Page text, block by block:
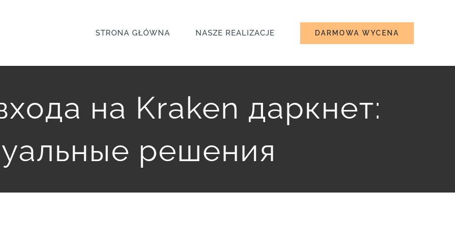
STRONA GŁÓWNA NASZE REALIZACJE DARMOWA WYCENA
на Kraken даркнет:
решения